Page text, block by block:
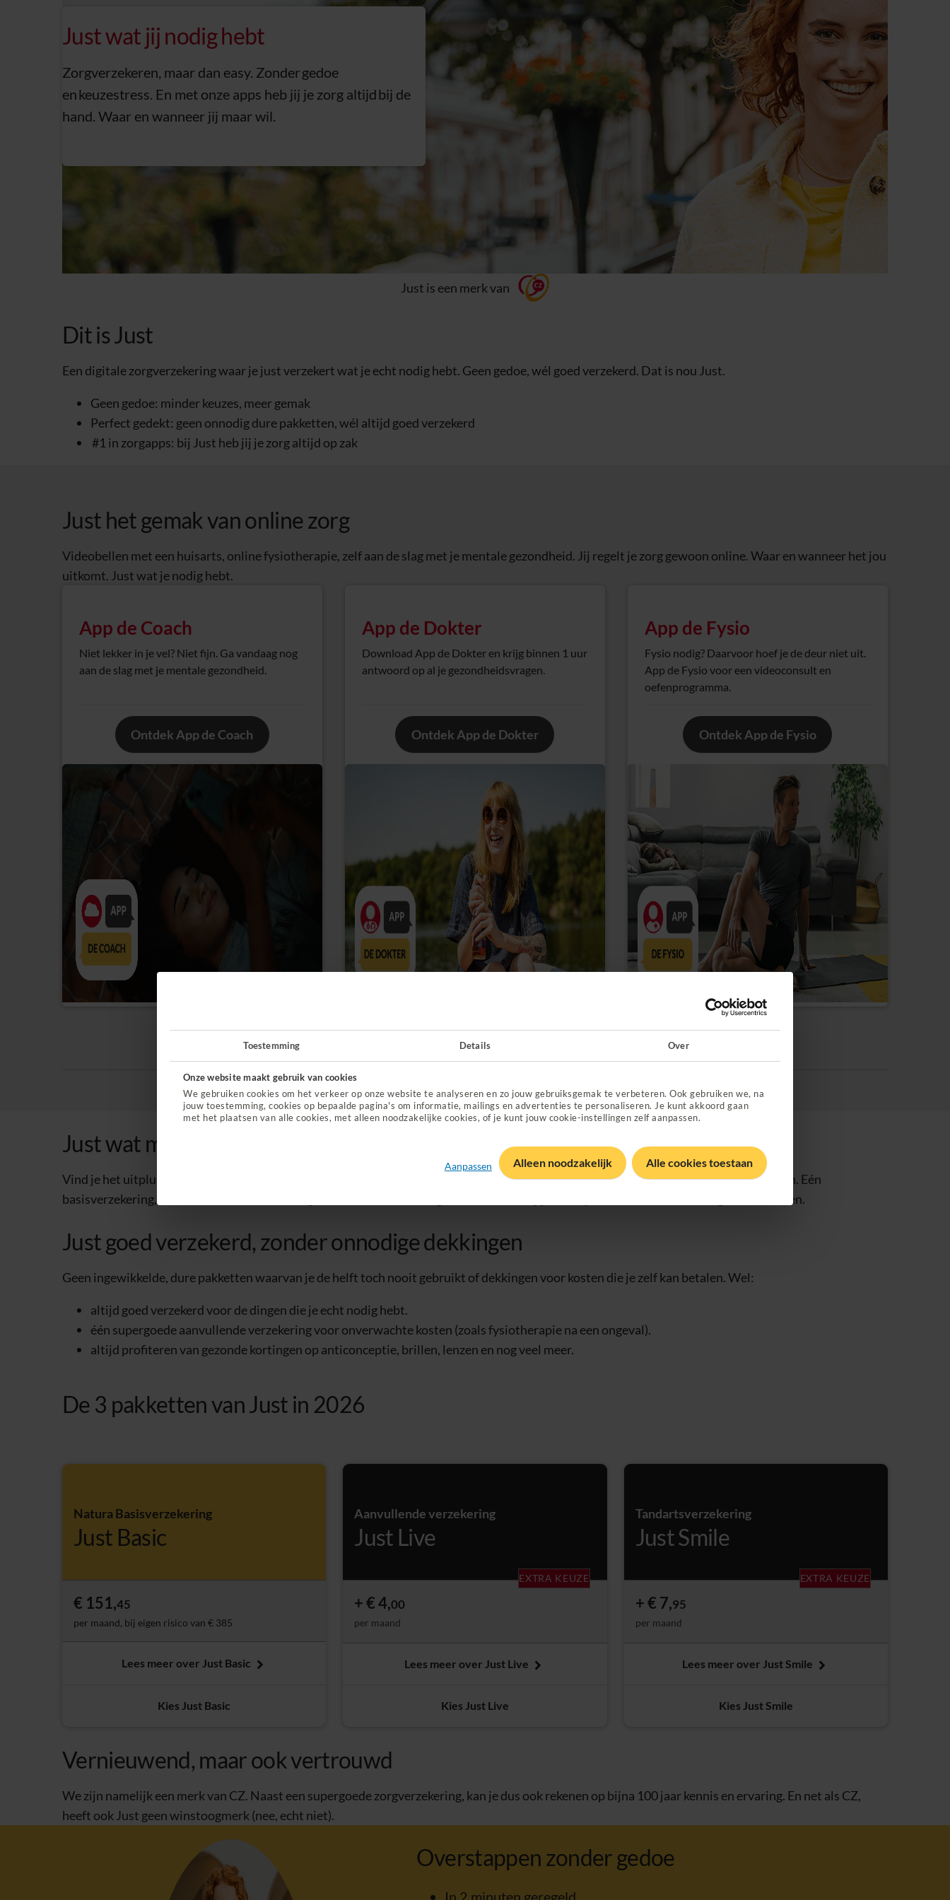
Toestemming Details Over
Onze website maakt gebruik van cookies
We gebruiken cookies om het verkeer op onze website te analyseren en zo jouw gebruiksgemak te verbeteren. Ook gebruiken we, na
jouw toestemming, cookies op bepaalde pagina's om informatie, mailings en advertenties te personaliseren. Je kunt akkoord gaan
met het plaatsen van alle cookies, met alleen noodzakelijke cookies, of je kunt jouw cookie-instellingen zelf aanpassen.
Alleen noodzakelijk
Aanpassen Alle cookies toestaan
Just wat jij nodig hebt
Zorgverzekeren, maar dan easy. Zonder gedoe
en keuzestress. En met onze apps heb jij je zorg altijd bij de
hand. Waar en wanneer jij maar wil.
Just is een merk van
Dit is Just
Een digitale zorgverzekering waar je just verzekert wat je echt nodig hebt. Geen gedoe, wél goed verzekerd. Dat is nou Just.
Geen gedoe: minder keuzes, meer gemak
Perfect gedekt: geen onnodig dure pakketten, wél altijd goed verzekerd
#1 in zorgapps: bij Just heb jij je zorg altijd op zak
Just het gemak van online zorg
Videobellen met een huisarts, online fysiotherapie, zelf aan de slag met je mentale gezondheid. Jij regelt je zorg gewoon online. Waar en wanneer het jou
uitkomt. Just wat je nodig hebt.
App de Coach
Niet lekker in je vel? Niet fijn. Ga vandaag nog
aan de slag met je mentale gezondheid.
Ontdek App de Coach
App de Dokter
Download App de Dokter en krijg binnen 1 uur
antwoord op al je gezondheidsvragen.
Ontdek App de Dokter
App de Fysio
Fysio nodig? Daarvoor hoef je de deur niet uit.
App de Fysio voor een videoconsult en
oefenprogramma.
Ontdek App de Fysio
Just wat minder keuzestress
Vind je het uitpluizen van zorgverzekeringen die allemaal op elkaar lijken ook zo’n gedoe? No worries. Bij ons kies je easy uit 3 pakketten. Eén
basisverzekering, één aanvullende verzekering en één tandverzekering. That’s it! Zodat jij weer tijd hebt voor de leuke dingen in het leven.
Just goed verzekerd, zonder onnodige dekkingen
Geen ingewikkelde, dure pakketten waarvan je de helft toch nooit gebruikt of dekkingen voor kosten die je zelf kan betalen. Wel:
altijd goed verzekerd voor de dingen die je echt nodig hebt.
één supergoede aanvullende verzekering voor onverwachte kosten (zoals fysiotherapie na een ongeval).
altijd profiteren van gezonde kortingen op anticonceptie, brillen, lenzen en nog veel meer.
De 3 pakketten van Just in 2026
Natura Basisverzekering
Just Basic
€ 151,45
per maand, bij eigen risico van € 385
Lees meer over Just Basic
Kies Just Basic
Aanvullende verzekering
Just Live
EXTRA KEUZE
€ 4,00
per maand
Lees meer over Just Live
Kies Just Live
Tandartsverzekering
Just Smile
EXTRA KEUZE
€ 7,95
per maand
Lees meer over Just Smile
Kies Just Smile
Vernieuwend, maar ook vertrouwd
We zijn namelijk een merk van CZ. Naast een supergoede zorgverzekering, kan je dus ook rekenen op bijna 100 jaar kennis en ervaring. En net als CZ,
heeft ook Just geen winstoogmerk (nee, echt niet).
Overstappen zonder gedoe